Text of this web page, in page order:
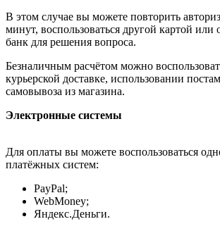
В этом случае вы можете повторить
минут, воспользоваться другой картой или
банк для решения вопроса.
Безналичным расчётом можно
курьерской доставке, использовании
самовывоза из магазина.
Электронные системы
Для оплаты вы можете воспользоваться
платёжных систем:
PayPal;
WebMoney;
Яндекс.Деньги.